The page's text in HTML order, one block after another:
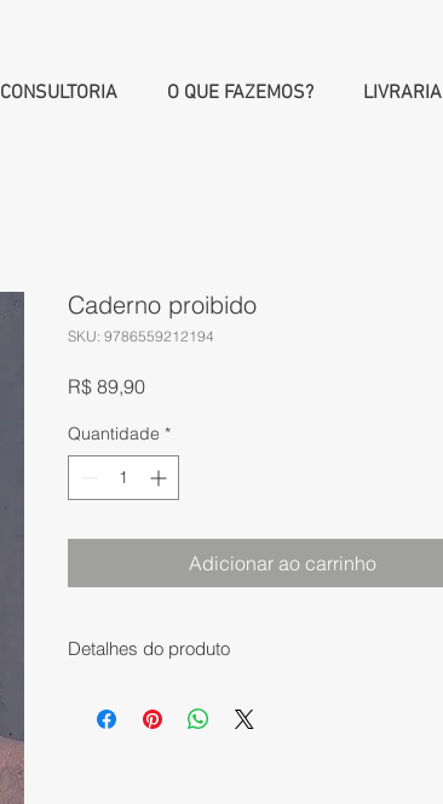
CONSULTORIA O QUE FAZEMOS? LIVRARIA
Caderno proibido
SKU: 9786559212194
R$ 89,90Preço
Quantidade *
Adicionar ao carrinho
Detalhes do produto
Data da publicação: ‎ 2 maio 2022